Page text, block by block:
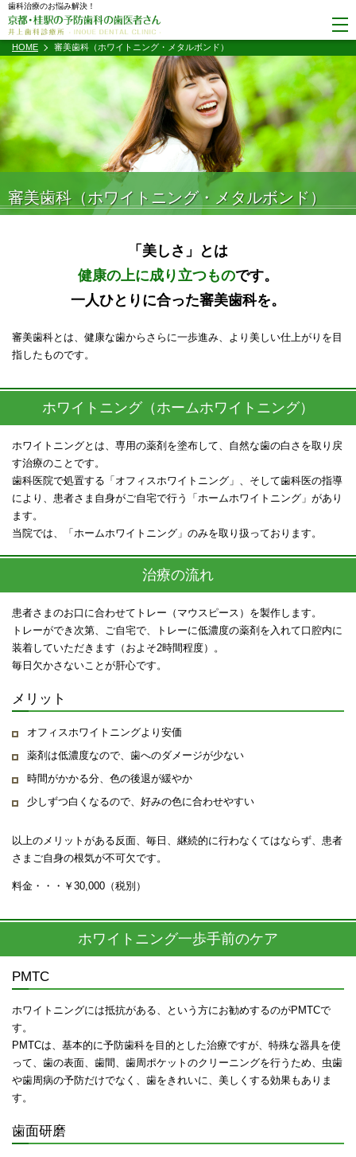
歯科治療のお悩み解決！
HOME 審美歯科（ホワイトニング・メタルボンド）
審美歯科（ホワイトニング・メタルボンド）
「美しさ」とは
健康の上に成り立つものです。
一人ひとりに合った審美歯科を。
審美歯科とは、健康な歯からさらに一歩進み、より美しい仕上がりを目
指したものです。
ホワイトニング（ホームホワイトニング）
ホワイトニングとは、専用の薬剤を塗布して、自然な歯の白さを取り戻
す治療のことです。
歯科医院で処置する「オフィスホワイトニング」、そして歯科医の指導
により、患者さま自身がご自宅で行う「ホームホワイトニング」があり
ます。
当院では、「ホームホワイトニング」のみを取り扱っております。
治療の流れ
患者さまのお口に合わせてトレー（マウスピース）を製作します。
トレーができ次第、ご自宅で、トレーに低濃度の薬剤を入れて口腔内に
装着していただきます（およそ2時間程度）。
毎日欠かさないことが肝心です。
メリット
オフィスホワイトニングより安価
薬剤は低濃度なので、歯へのダメージが少ない
時間がかかる分、色の後退が緩やか
少しずつ白くなるので、好みの色に合わせやすい
以上のメリットがある反面、毎日、継続的に行わなくてはならず、患者
さまご自身の根気が不可欠です。
料金・・・￥30,000（税別）
ホワイトニング一歩手前のケア
PMTC
ホワイトニングには抵抗がある、という方にお勧めするのがPMTCで
す。
PMTCは、基本的に予防歯科を目的とした治療ですが、特殊な器具を使
って、歯の表面、歯間、歯周ポケットのクリーニングを行うため、虫歯
や歯周病の予防だけでなく、歯をきれいに、美しくする効果もありま
す。
歯面研磨